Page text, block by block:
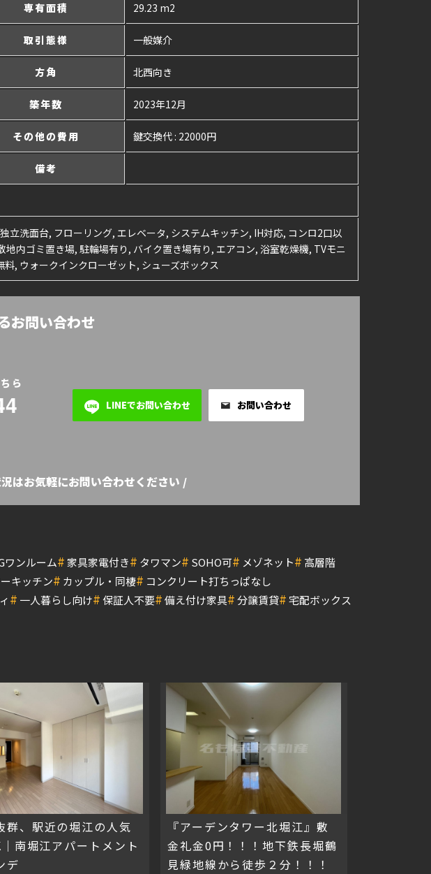
専有面積 29.23 m2
取引態様 一般媒介
方角 北西向き
築年数 2023年12月
その他の費用 鍵交換代 : 22000円
備考
立洗面台, フローリング, エレベータ, システムキッチン, IH対応, コンロ2口以
内ゴミ置き場, 駐輪場有り, バイク置き場有り, エアコン, 浴室乾燥機, TVモニ
, ウォークインクローゼット, シューズボックス
お問い合わせ
ら
LINEでお問い合わせ お問い合わせ
はお気軽にお問い合わせください /
ワンルーム#家具家電付き# タワマン# SOHO可# メゾネット# 高層階
キッチン# カップル・同棲# コンクリート打ちっぱなし
# 一人暮らし向け#保証人不要#備え付け家具#分譲賃貸#宅配ボックス
群、駅近の堀江の人気
南堀江アパートメント
デ
『アーデンタワー北堀江』敷
金礼金0円！！！地下鉄長堀鶴
見緑地線から徒歩２分！！！